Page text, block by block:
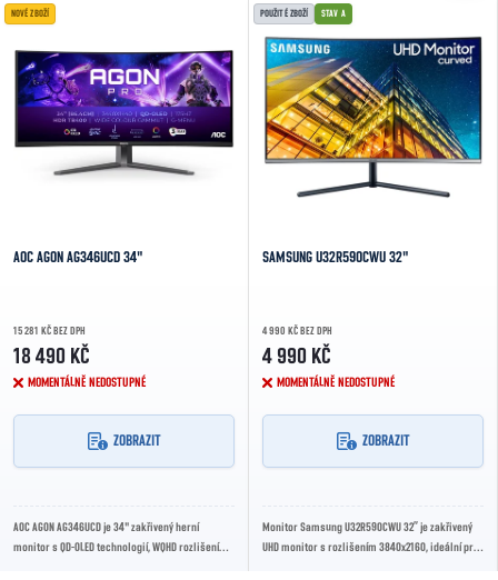
NOVÉ ZBOŽÍ
AOC AGON AG346UCD 34"
15 281 KČ BEZ DPH
18 490 KČ
MOMENTÁLNĚ NEDOSTUPNÉ
ZOBRAZIT
AOC AGON AG346UCD je 34" zakřivený herní
monitor s QD-OLED technologií, WQHD rozlišením
POUŽITÉ ZBOŽÍ STAV A
SAMSUNG U32R590CWU 32"
4 990 KČ BEZ DPH
4 990 KČ
MOMENTÁLNĚ NEDOSTUPNÉ
ZOBRAZIT
Monitor Samsung U32R590CWU 32” je zakřivený
UHD monitor s rozlišením 3840x2160, ideální pro